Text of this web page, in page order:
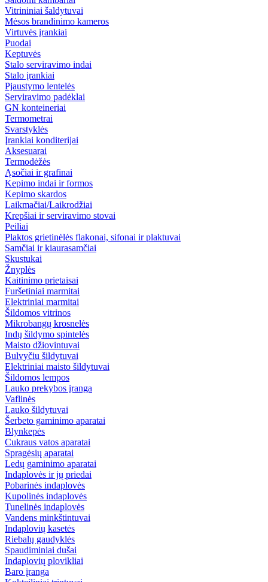
Vitrininiai šaldytuvai
Mėsos brandinimo kameros
Virtuvės įrankiai
Puodai
Keptuvės
Stalo serviravimo indai
Stalo įrankiai
Pjaustymo lentelės
Serviravimo padėklai
GN konteineriai
Termometrai
Svarstyklės
Įrankiai konditerijai
Aksesuarai
Termodėžės
Ąsočiai ir grafinai
Kepimo indai ir formos
Kepimo skardos
Laikmačiai/Laikrodžiai
Krepšiai ir serviravimo stovai
Peiliai
Plaktos grietinėlės flakonai, sifonai ir plaktuvai
Samčiai ir kiaurasamčiai
Skustukai
Žnyplės
Kaitinimo prietaisai
Furšetiniai marmitai
Elektriniai marmitai
Šildomos vitrinos
Mikrobangų krosnelės
Indų šildymo spintelės
Maisto džiovintuvai
Bulvyčiu šildytuvai
Elektriniai maisto šildytuvai
Šildomos lempos
Lauko prekybos įranga
Vaflinės
Lauko šildytuvai
Šerbeto gaminimo aparatai
Blynkepės
Cukraus vatos aparatai
Spragėsių aparatai
Ledų gaminimo aparatai
Indaplovės ir jų priedai
Pobarinės indaplovės
Kupolinės indaplovės
Tunelinės indaplovės
Vandens minkštintuvai
Indaplovių kasetės
Riebalų gaudyklės
Spaudiminiai dušai
Indaplovių plovikliai
Baro įranga